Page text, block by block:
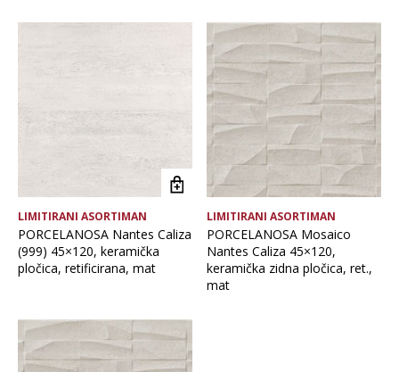
Brand
Debljina
Glavna boja
Namjena pločice
Vrsta asortimana
LIMITIRANI ASORTIMAN
PORCELANOSA Nantes Caliza
(999) 45×120, keramička
pločica, retificirana, mat
LIMITIRANI ASORTIMAN
PORCELANOSA Mosaico
Nantes Caliza 45×120,
keramička zidna pločica, ret.,
mat